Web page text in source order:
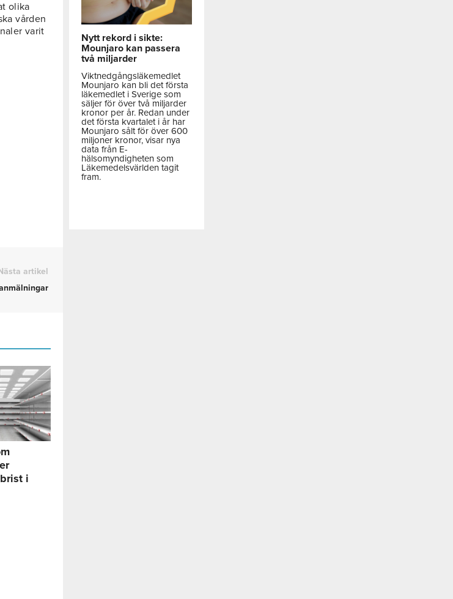
olika
vården
varit
artikel
i
Nytt rekord i sikte:
Mounjaro kan passera
två miljarder
Viktnedgångsläkemedlet
Mounjaro kan bli det första
läkemedlet i Sverige som
säljer för över två miljarder
kronor per år. Redan under
det första kvartalet i år har
Mounjaro sålt för över 600
miljoner kronor, visar nya
data från E-
hälsomyndigheten som
Läkemedelsvärlden tagit
fram.